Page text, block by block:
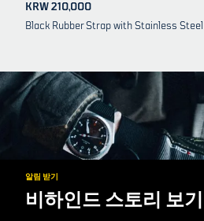
KRW 210,000
Black Rubber Strap with Stainless
알림 받기
비하인드 스토리 보기